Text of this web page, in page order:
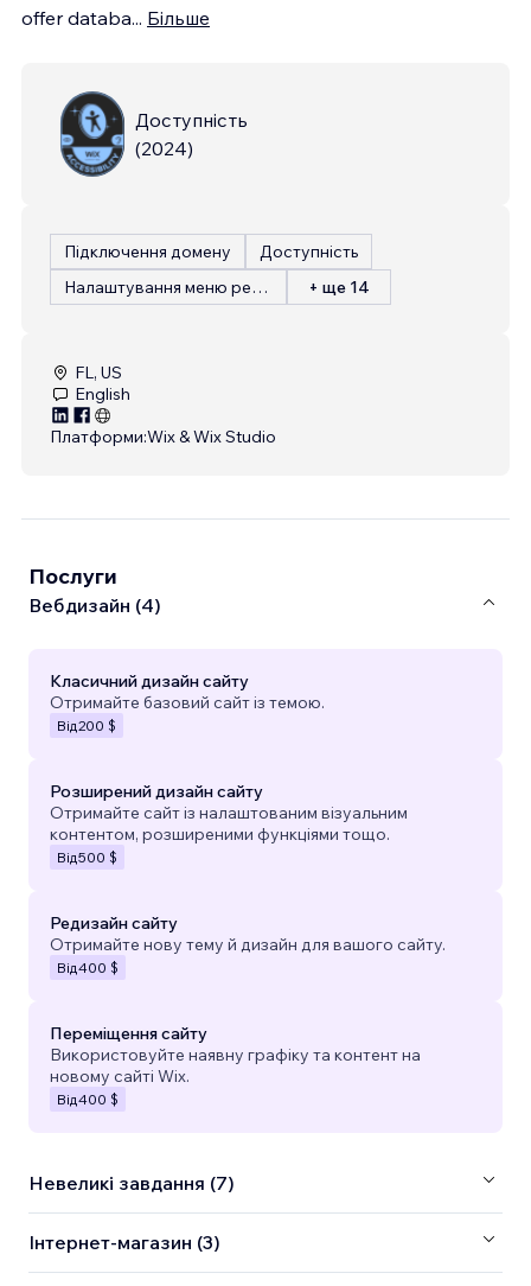
offer databa... Більше
Доступність
(2024)
Підключення домену
Доступність
Налаштування меню ресторану
+ ще 14
FL, US
English
Платформи:Wix & Wix Studio
Послуги
Вебдизайн (4)
Класичний дизайн сайту
Отримайте базовий сайт із темою.
Від200 $
Розширений дизайн сайту
Отримайте сайт із налаштованим візуальним
контентом, розширеними функціями тощо.
Від500 $
Редизайн сайту
Отримайте нову тему й дизайн для вашого сайту.
Від400 $
Переміщення сайту
Використовуйте наявну графіку та контент на
новому сайті Wix.
Від400 $
Невеликі завдання (7)
Інтернет-магазин (3)